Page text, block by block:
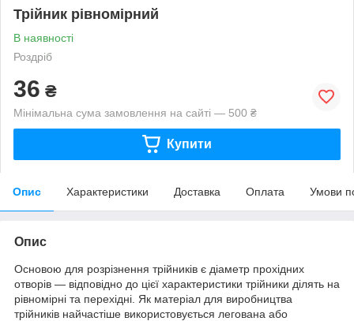
Трійник рівномірний
В наявності
Роздріб
36 ₴
Мінімальна сума замовлення на сайті — 500 ₴
Купити
Опис Характеристики Доставка Оплата Умови
Опис
Основою для розрізнення трійників є діаметр прохідних
отворів — відповідно до цієї характеристики трійники ділять на
рівномірні та перехідні. Як матеріал для виробництва
трійників найчастіше використовується легована або